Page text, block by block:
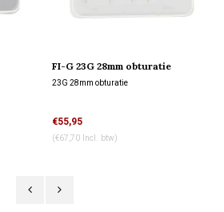
FI-G 23G 28mm obturatie
23G 28mm obturatie
€55,95
(€67,70 Incl. btw)